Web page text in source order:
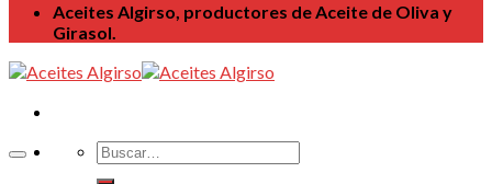
Aceites Algirso, productores de Aceite de Oliva y
Girasol.
Buscar
por: